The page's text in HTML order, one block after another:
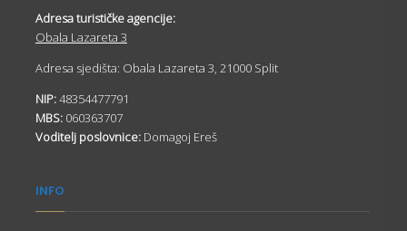
Adresa turističke agencije:
Obala Lazareta 3
Adresa sjedišta: Obala Lazareta 3, 21000 Split
NIP:48354477791
MBS: 060363707
Voditelj poslovnice: Domagoj Ereš
INFO